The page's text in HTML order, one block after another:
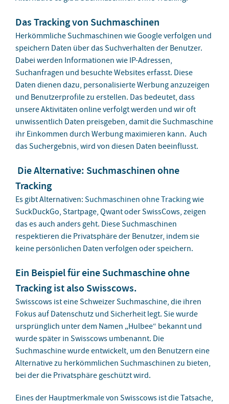
Das Tracking von Suchmaschinen
Herkömmliche Suchmaschinen wie Google verfolgen und
speichern Daten über das Suchverhalten der Benutzer.
Dabei werden Informationen wie IP-Adressen,
Suchanfragen und besuchte Websites erfasst. Diese
Daten dienen dazu, personalisierte Werbung anzuzeigen
und Benutzerprofile zu erstellen. Das bedeutet, dass
unsere Aktivitäten online verfolgt werden und wir oft
unwissentlich Daten preisgeben, damit die Suchmaschine
ihr Einkommen durch Werbung maximieren kann. Auch
das Suchergebnis, wird von diesen Daten beeinflusst.
Die Alternative: Suchmaschinen ohne
Tracking
Es gibt Alternativen: Suchmaschinen ohne Trackingwie
SuckDuckGo, Startpage, Qwant oder SwissCows, zeigen
das es auch anders geht. Diese Suchmaschinen
respektieren die Privatsphäre der Benutzer, indem sie
keine persönlichen Daten verfolgen oder speichern.
Ein Beispiel für eine Suchmaschine ohne
Tracking ist also Swisscows.
Swisscows ist eine Schweizer Suchmaschine, die ihren
Fokus auf Datenschutz und Sicherheit legt. Sie wurde
ursprünglich unter dem Namen „Hulbee“ bekannt und
wurde später in Swisscows umbenannt. Die
Suchmaschine wurde entwickelt, um den Benutzern eine
Alternative zu herkömmlichen Suchmaschinen zu bieten,
bei der die Privatsphäre geschützt wird.
Eines der Hauptmerkmale von Swisscows ist die Tatsache,